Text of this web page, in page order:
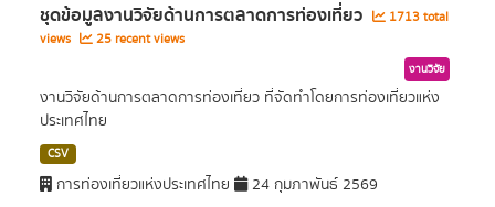
ชุดข้อมูลงานวิจัยด้านการตลาดการท่องเที่ยว
1713 total
views
25 recent views
งานวิจัย
งานวิจัยด้านการตลาดการท่องเที่ยว ที่จัดทำโดยการท่องเที่ยวแห่ง
ประเทศไทย
CSV
การท่องเที่ยวแห่งประเทศไทย 24 กุมภาพันธ์ 2569